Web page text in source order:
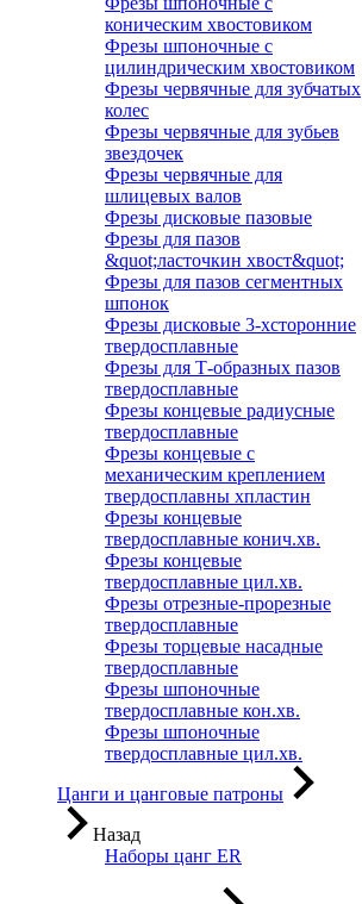
коническим хвостовиком
Фрезы шпоночные с
цилиндрическим хвостовиком
Фрезы червячные для зубчатых
колес
Фрезы червячные для зубьев
звездочек
Фрезы червячные для
шлицевых валов
Фрезы дисковые пазовые
Фрезы для пазов
&quot;ласточкин хвост&quot;
Фрезы для пазов сегментных
шпонок
Фрезы дисковые 3-хсторонние
твердосплавные
Фрезы для Т-образных пазов
твердосплавные
Фрезы концевые радиусные
твердосплавные
Фрезы концевые с
механическим креплением
твердосплавны хпластин
Фрезы концевые
твердосплавные конич.хв.
Фрезы концевые
твердосплавные цил.хв.
Фрезы отрезные-прорезные
твердосплавные
Фрезы торцевые насадные
твердосплавные
Фрезы шпоночные
твердосплавные кон.хв.
Фрезы шпоночные
твердосплавные цил.хв.
Цанги и цанговые патроны
Назад
Наборы цанг ER